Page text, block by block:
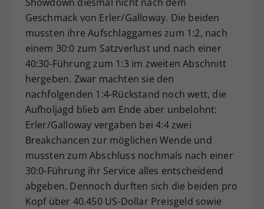
Geschmack von Erler/Galloway. Die beiden
mussten ihre Aufschlaggames zum 1:2, nach
einem 30:0 zum Satzverlust und nach einer
40:30-Führung zum 1:3 im zweiten Abschnitt
hergeben. Zwar machten sie den
nachfolgenden 1:4-Rückstand noch wett, die
Aufholjagd blieb am Ende aber unbelohnt:
Erler/Galloway vergaben bei 4:4 zwei
Breakchancen zur möglichen Wende und
mussten zum Abschluss nochmals nach einer
30:0-Führung ihr Service alles entscheidend
abgeben. Dennoch durften sich die beiden pro
Kopf über 40.450 US-Dollar Preisgeld sowie